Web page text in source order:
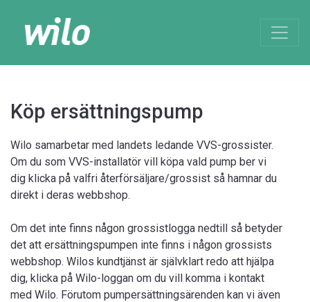
Köp ersättningspump
Wilo samarbetar med landets ledande VVS-grossister.
Om du som VVS-installatör vill köpa vald pump ber vi
dig klicka på valfri återförsäljare/grossist så hamnar du
direkt i deras webbshop.
Om det inte finns någon grossistlogga nedtill så betyder
det att ersättningspumpen inte finns i någon grossists
webbshop. Wilos kundtjänst är självklart redo att hjälpa
dig, klicka på Wilo-loggan om du vill komma i kontakt
med Wilo. Förutom pumpersättningsärenden kan vi även